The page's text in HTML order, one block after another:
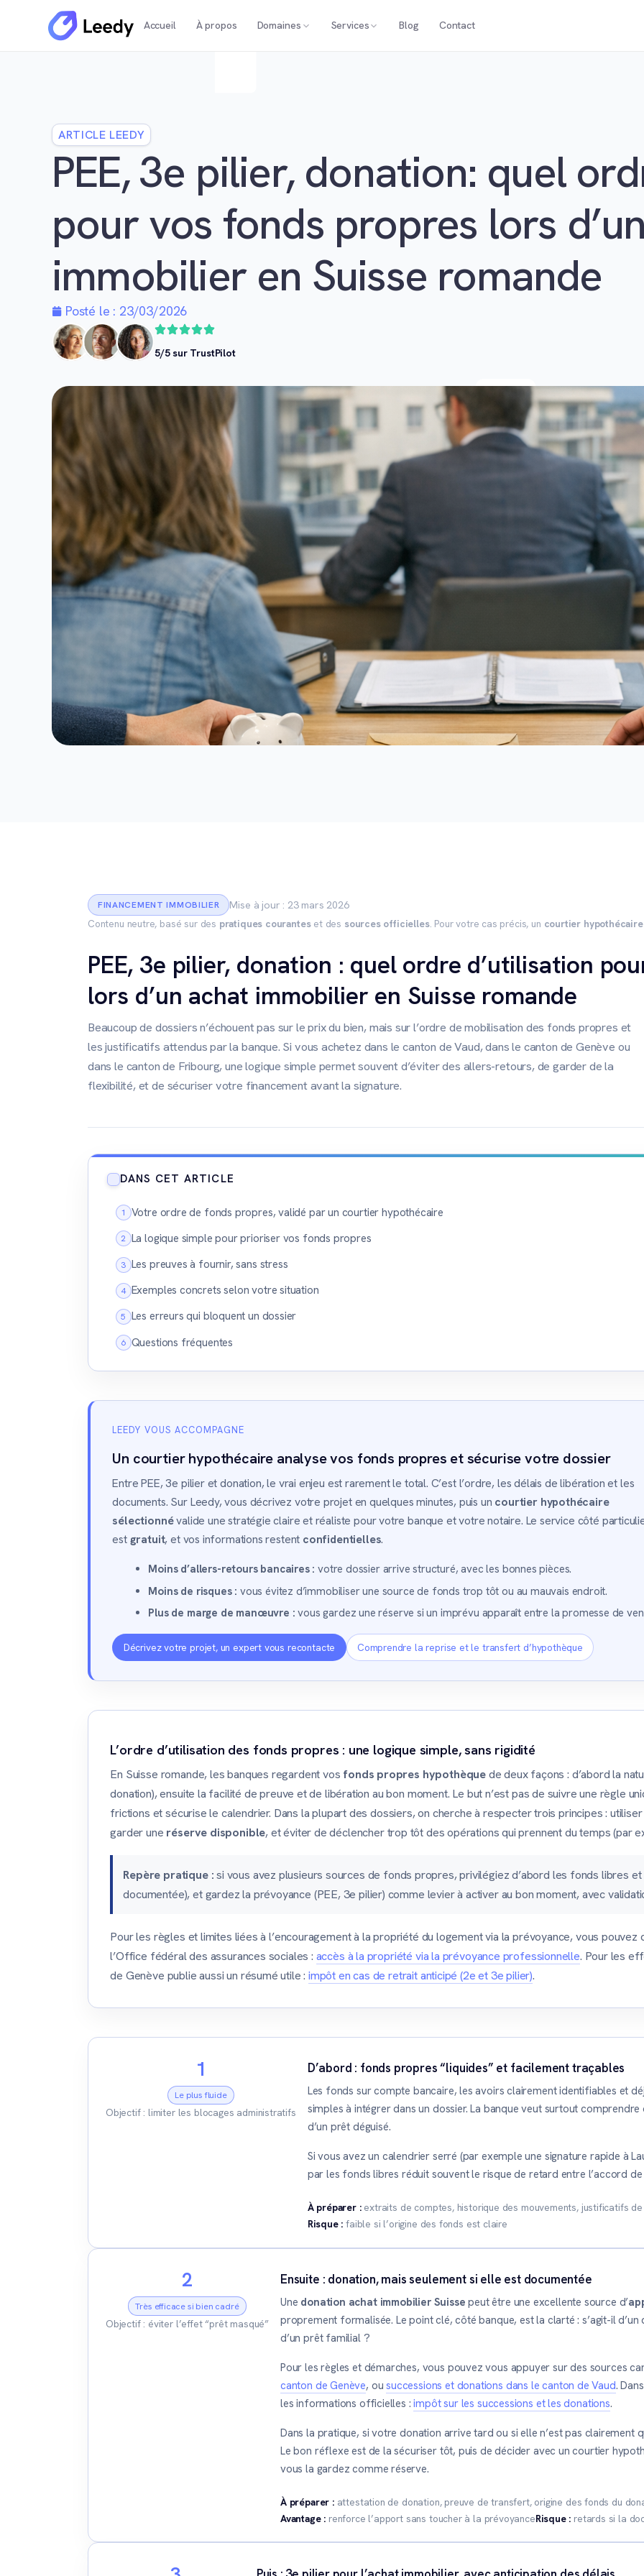
Accueil À propos Domaines Services Blog Contact
ARTICLE LEEDY
PEE, 3e pilier, donation: quel
pour vos fonds propres lors
immobilier en Suisse romande
Posté le : 23/03/2026
5/5 sur TrustPilot
FINANCEMENT IMMOBILIER
Mise à jour : 23 mars 2026
Contenu neutre, basé sur des pratiques couranteset des sources officielles. Pour votre cas précis, un courtier hypothécaire
PEE, 3e pilier, donation : quel ordre d’utilisation
lors d’un achat immobilier en Suisse romande
Beaucoup de dossiers n’échouent pas sur le prix du bien, mais sur l’ordre de mobilisation des fonds propres et
les justificatifs attendus par la banque. Si vous achetez dans le canton de Vaud, dans le canton de Genève ou
dans le canton de Fribourg, une logique simple permet souvent d’éviter des allers-retours, de garder de la
flexibilité, et de sécuriser votre financement avant la signature.
DANS CET ARTICLE
Votre ordre de fonds propres, validé par un courtier hypothécaire
La logique simple pour prioriser vos fonds propres
Les preuves à fournir, sans stress
Exemples concrets selon votre situation
Les erreurs qui bloquent un dossier
Questions fréquentes
LEEDY VOUS ACCOMPAGNE
Un courtier hypothécaire analyse vos fonds propres et sécurise votre dossier
Entre PEE, 3e pilier et donation, le vrai enjeu est rarement le total. C’est l’ordre, les délais de libération et les
documents. Sur Leedy, vous décrivez votre projet en quelques minutes, puis un courtier hypothécaire
sélectionnévalide une stratégie claire et réaliste pour votre banque et votre notaire. Le service côté
estgratuit, et vos informations restent confidentielles.
Moins d’allers-retours bancaires : votre dossier arrive structuré, avec les bonnes pièces.
Moins de risques : vous évitez d’immobiliser une source de fonds trop tôt ou au mauvais endroit.
Plus de marge de manœuvre : vous gardez une réserve si un imprévu apparaît entre la promesse de
Décrivez votre projet, un expert vous recontacte Comprendre la reprise et le transfert d’hypothèque
L’ordre d’utilisation des fonds propres : une logique simple, sans rigidité
En Suisse romande, les banques regardent vos fonds propres hypothèquede deux façons : d’abord la
donation), ensuite la facilité de preuve et de libération au bon moment. Le but n’est pas de suivre une règle
frictions et sécurise le calendrier. Dans la plupart des dossiers, on cherche à respecter trois principes :
garder une réserve disponible, et éviter de déclencher trop tôt des opérations qui prennent du temps (par
Repère pratique :si vous avez plusieurs sources de fonds propres, privilégiez d’abord les fonds libres
documentée), et gardez la prévoyance (PEE, 3e pilier) comme levier à activer au bon moment, avec
Pour les règles et limites liées à l’encouragement à la propriété du logement via la prévoyance, vous
l’Office fédéral des assurances sociales : accès à la propriété via la prévoyance professionnelle. Pour les
de Genève publie aussi un résumé utile :impôt en cas de retrait anticipé (2e et 3e pilier).
1
Le plus fluide
Objectif : limiter les blocages administratifs
D’abord : fonds propres “liquides” et facilement traçables
Les fonds sur compte bancaire, les avoirs clairement identifiables et
simples à intégrer dans un dossier. La banque veut surtout comprendre
d’un prêt déguisé.
Si vous avez un calendrier serré (par exemple une signature rapide à
par les fonds libres réduit souvent le risque de retard entre l’accord
À préparer :extraits de comptes, historique des mouvements, justificatifs
Risque : faible si l’origine des fonds est claire
2
Très efficace si bien cadré
Objectif : éviter l’effet “prêt masqué”
Ensuite : donation, mais seulement si elle est documentée
Une donation achat immobilier Suisse peut être une excellente source d’
proprement formalisée. Le point clé, côté banque, est la clarté : s’agit-il d’un
d’un prêt familial ?
Pour les règles et démarches, vous pouvez vous appuyer sur des sources
canton de Genève, ousuccessions et donations dans le canton de Vaud.
les informations officielles :impôt sur les successions et les donations.
Dans la pratique, si votre donation arrive tard ou si elle n’est pas clairement
Le bon réflexe est de la sécuriser tôt, puis de décider avec un courtier
vous la gardez comme réserve.
À préparer :attestation de donation, preuve de transfert, origine des fonds du
Avantage : renforce l’apport sans toucher à la prévoyanceRisque : retards si la